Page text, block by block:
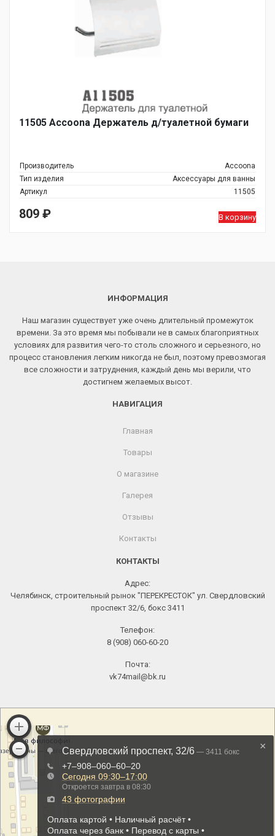
11505 Accoona Держатель д/туалетной бумаги
Производитель
Accoona
Тип изделия
Аксессуары для ванны
Артикул
11505
809 ₽ В корзину
ИНФОРМАЦИЯ
Наш магазин существует уже очень длительный промежуток
времени. За это время мы побывали не в самых благоприятных
условиях для развития чего-то столь сложного и серьезного, но
процесс становления легким никогда не был, поэтому превозмогая
все сложности и затруднения, каждый день мы верили, что
достигнем желаемых высот.
НАВИГАЦИЯ
Главная
Товары
О магазине
Галерея
Отзывы
Контакты
КОНТАКТЫ
Адрес:
Челябинск, строительный рынок "ПЕРЕКРЕСТОК" ул. Свердловский
проспект 32/6, бокс 3411
Телефон:
8 (908) 060-60-20
Почта:
vk74mail@bk.ru